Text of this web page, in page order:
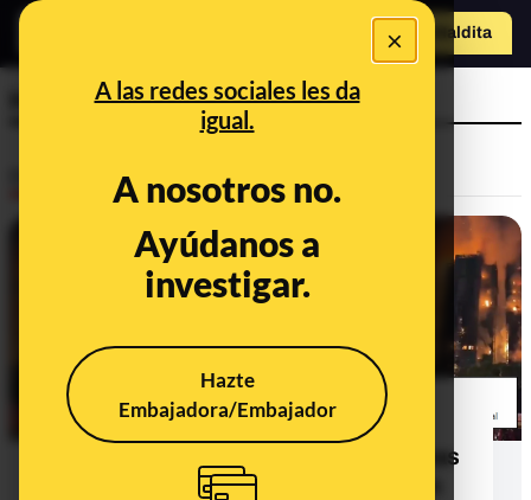
×
A las redes sociales les da
igual.
A nosotros no.
Ayúdanos a
investigar.
Hazte
Embajadora/Embajador
Hazte Maldita
Hong Kong
No, este vídeo no muestra varios
edificios de Tel Aviv (Israel) en llamas
tras el impacto de un misil iraní: son